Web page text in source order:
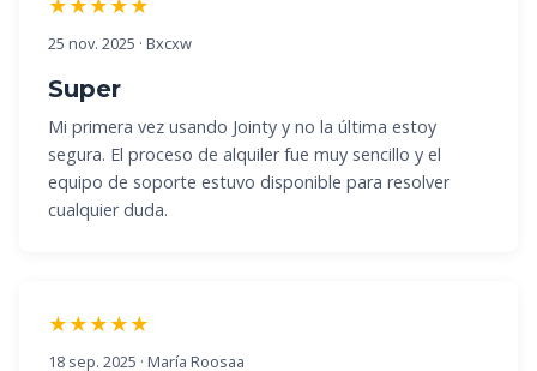
★★★★★
25 nov. 2025 · Bxcxw
Super
Mi primera vez usando Jointy y no la última estoy
segura. El proceso de alquiler fue muy sencillo y el
equipo de soporte estuvo disponible para resolver
cualquier duda.
★★★★★
18 sep. 2025 · María Roosaa